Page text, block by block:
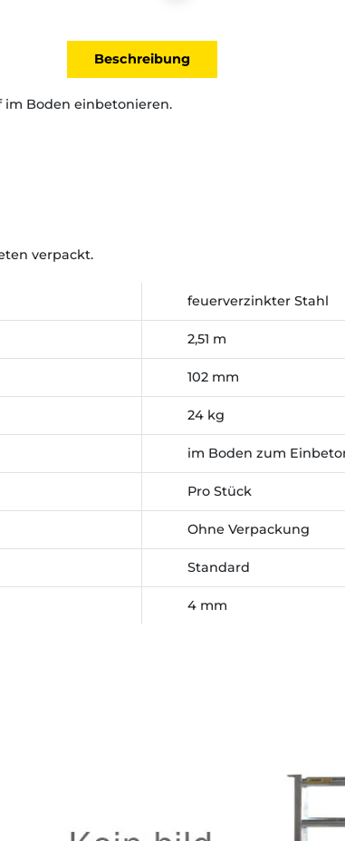
Beschreibung
im Boden einbetonieren.
verpackt.
feuerverzinkter Stahl
2,51 m
102 mm
24 kg
im Boden zum
Pro Stück
Ohne Verpackung
Standard
4 mm